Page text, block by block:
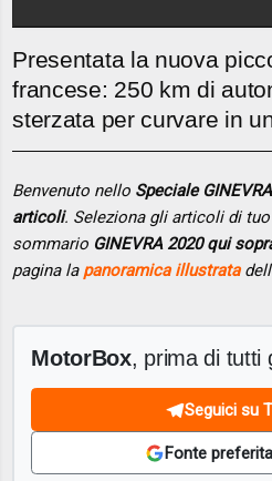
Presentata la nuova
francese: 250 km di
sterzata per curvare in
Benvenuto nello Speciale
articoli. Seleziona gli articoli di
sommario GINEVRA 2020 qui
pagina la panoramica illustrata
MotorBox, prima di tutti
Seguici su
Fonte